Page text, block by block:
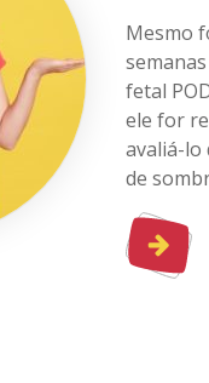
Mesmo
fetal
ele for
avaliá-lo
de